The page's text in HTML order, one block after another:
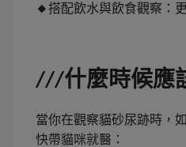
🔸搭配飲水與飲食觀察：
///什麼時候應
當你在觀察貓砂尿跡時，
快帶貓咪就醫：